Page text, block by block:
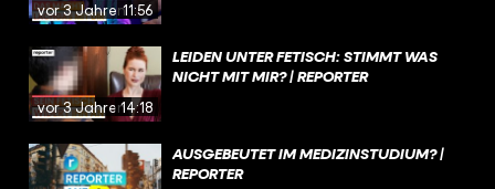
vor 3 Jahren11:56
vor 3 Jahren14:18
LEIDEN UNTER FETISCH: STIMMT WAS
NICHT MIT MIR? | REPORTER
AUSGEBEUTET IM MEDIZINSTUDIUM? |
REPORTER